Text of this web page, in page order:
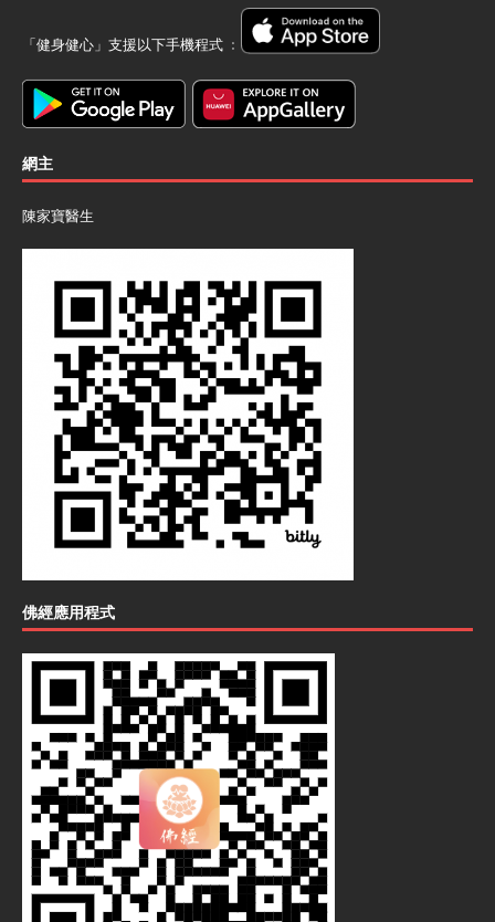
「健身健心」支援以下手機程式 ﹕
網主
陳家寶醫生
佛經應用程式